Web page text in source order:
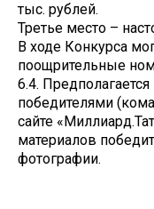
тыс. рублей.
Третье место –
В ходе Конкурса
поощрительные
6.4.
победителями
сайте
материалов
фотографии.